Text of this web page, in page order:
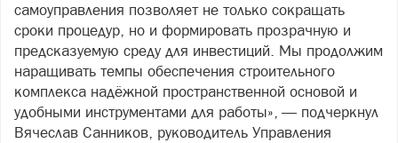
самоуправления позволяет не только сокращать
сроки процедур, но и формировать прозрачную и
предсказуемую среду для инвестиций. Мы продолжим
наращивать темпы обеспечения строительного
комплекса надёжной пространственной основой и
удобными инструментами для работы», — подчеркнул
Вячеслав Санников, руководитель Управления